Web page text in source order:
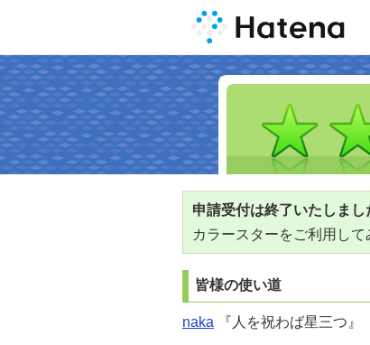
申請受付は終了いたしまし
カラースターをご利用して
皆様の使い道
naka 『人を祝わば星三つ』